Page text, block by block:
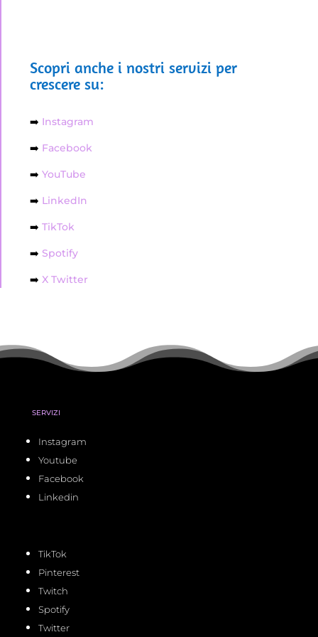
Scopri anche i nostri servizi per
crescere su:
➡️ Instagram
➡️ Facebook
➡️ YouTube
➡️ LinkedIn
➡️ TikTok
➡️ Spotify
➡️ X Twitter
SERVIZI
Instagram
Youtube
Facebook
Linkedin
TikTok
Pinterest
Twitch
Spotify
Twitter